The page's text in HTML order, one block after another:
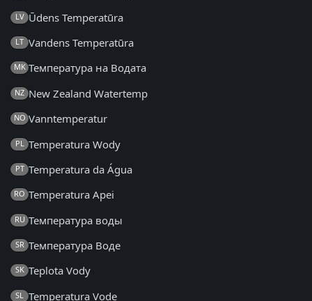
LV Ūdens Temperatūra
LT Vandens Temperatūra
MK Температура на Водата
NZ New Zealand Watertemp
NO Vanntemperatur
PL Temperatura Wody
PT Temperatura da Água
RO Temperatura Apei
RU Температура воды
SR Температура Воде
SK Teplota Vody
SL Temperatura Vode